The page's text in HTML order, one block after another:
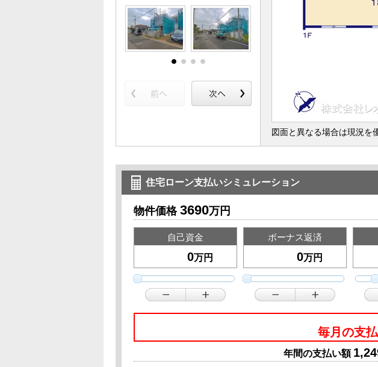
図面と異なる場合は現況を
住宅ローン支払いシミュレーション
物件価格 3690万円
自己資金
万円
ボーナス返済
万円
毎月の支
年間の支払い額